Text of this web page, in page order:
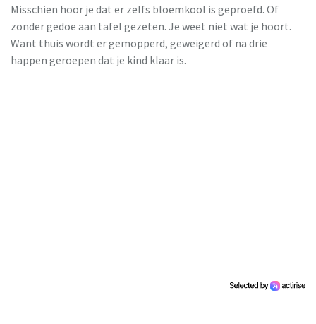
Misschien hoor je dat er zelfs bloemkool is geproefd. Of
zonder gedoe aan tafel gezeten. Je weet niet wat je hoort.
Want thuis wordt er gemopperd, geweigerd of na drie
happen geroepen dat je kind klaar is.